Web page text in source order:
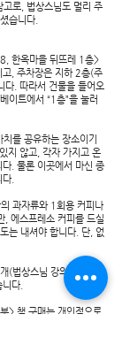
로, 법상스님도 멀리 주
습니다.
한옥마을 뒤뜨레 1층>
, 주차장은 지하 2층(주
. 따라서 건물을 들어오
이트에서 “1층”을 눌러
를 공유하는 장소이기
지 않고, 각자 가지고 온
. 물론 이곳에서 마신 종
.
과자류와 1회용 커피나
, 에스프레소 커피를 드실
는 내셔야 합니다. 단, 없
(법상스님 강의때는 쉼
다.
> 책 구매는 개인적으로